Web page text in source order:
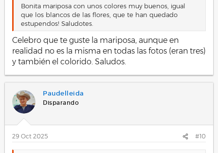
Bonita mariposa con unos colores muy buenos, igual
que los blancos de las flores, que te han quedado
estupendos! Saludotes.
Celebro que te guste la mariposa, aunque en
realidad no es la misma en todas las fotos (eran tres)
y también el colorido. Saludos.
Paudelleida
Disparando
29 Oct 2025 #10